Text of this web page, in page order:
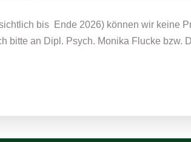
bis Ende 2026) können wir keine
bitte an Dipl. Psych. Monika Flucke bzw.